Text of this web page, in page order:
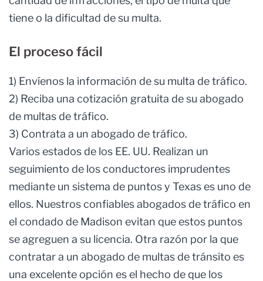
tiene o la dificultad de su multa.
El proceso fácil
1) Envíenos la información de su multa de tráfico.
2) Reciba una cotización gratuita de su abogado
de multas de tráfico.
3) Contrata a un abogado de tráfico.
Varios estados de los EE. UU. Realizan un
seguimiento de los conductores imprudentes
mediante un sistema de puntos y Texas es uno de
ellos. Nuestros confiables abogados de tráfico en
el condado de Madison evitan que estos puntos
se agreguen a su licencia. Otra razón por la que
contratar a un abogado de multas de tránsito es
una excelente opción es el hecho de que los